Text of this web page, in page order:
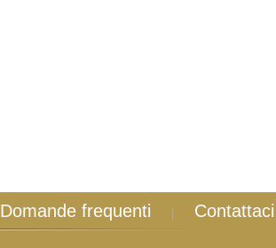
Domande frequenti Contattaci